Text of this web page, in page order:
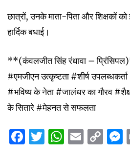
छात्रों, उनके माता-पिता और शिक्षकों
हार्दिक बधाई।
**(कंवलजीत सिंह रंधावा –
#एमजीएन उत्कृष्टता #शीर्ष उपलब्धकर्ता
#भविष्य के नेता #जालंधर का गौरव
के सितारे #मेहनत से सफलता
Facebook
TwitterEmail